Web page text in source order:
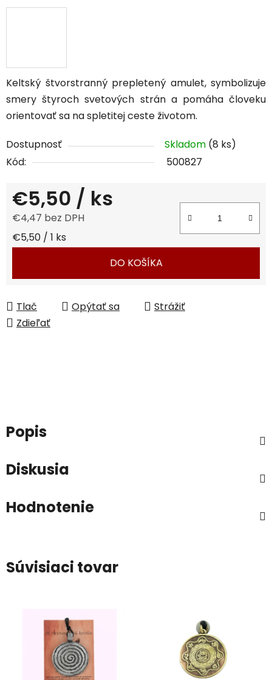
Keltský štvorstranný prepletený amulet, symbolizuje
smery štyroch svetových strán a pomáha človeku
orientovať sa na spletitej ceste životom.
Dostupnosť Skladom (8 ks)
Kód:
500827
€5,50 / ks
€4,47 bez DPH
Jednotková cena:
€5,50 / 1 ks
DO KOŠÍKA
Tlač Opýtať sa
Strážiť
Zdieľať
Popis
Diskusia
Hodnotenie
Súvisiaci tovar